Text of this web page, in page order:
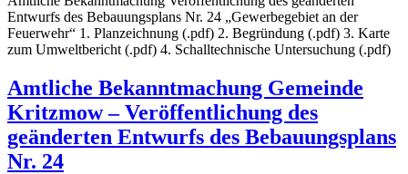
Entwurfs des Bebauungsplans Nr. 24 „Gewerbegebiet an der
Feuerwehr“ 1. Planzeichnung (.pdf) 2. Begründung (.pdf) 3. Karte
zum Umweltbericht (.pdf) 4. Schalltechnische Untersuchung (.pdf)
Amtliche Bekanntmachung Gemeinde
Kritzmow – Veröffentlichung des
geänderten Entwurfs des Bebauungsplans
Nr. 24